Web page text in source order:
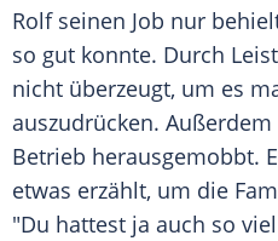
Rolf seinen Job nur
so gut konnte. Durch
nicht überzeugt, um es
auszudrücken.
Betrieb herausgemobbt.
etwas erzählt, um die
"Du hattest ja auch so